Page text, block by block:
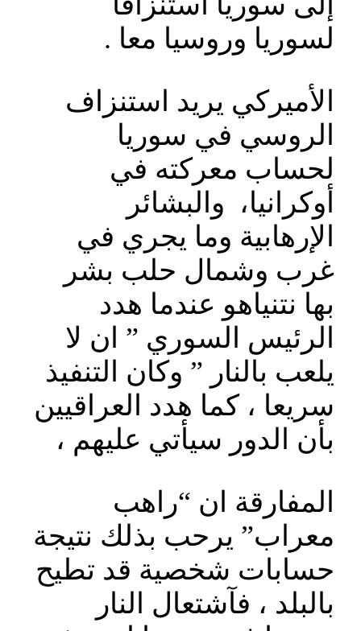
لسوريا وروسيا معا .
الأميركي يريد استنزاف
الروسي في سوريا
لحساب معركته في
أوكرانيا، والبشائر
الإرهابية وما يجري في
غرب وشمال حلب بشر
بها نتنياهو عندما هدد
الرئيس السوري ” ان لا
يلعب بالنار ” وكان التنفيذ
سريعا ، كما هدد العراقيين
بأن الدور سيأتي عليهم ،
المفارقة ان “راهب
معراب” يرحب بذلك نتيجة
حسابات شخصية قد تطيح
بالبلد ، فآشتعال النار